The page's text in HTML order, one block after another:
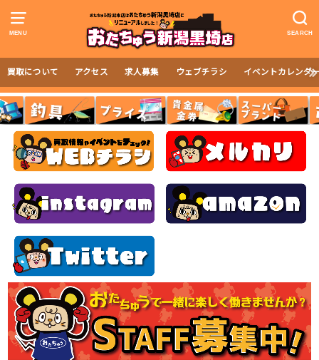
MENU SEARCH
買取について アクセス 求人募集 ウェブチラシ イベントカレンダ